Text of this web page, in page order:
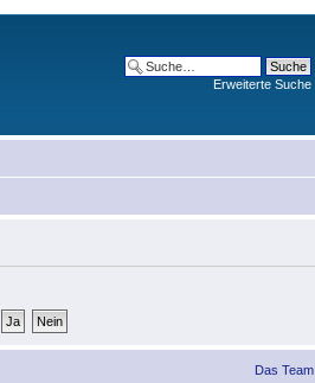
Erweiterte Suche
Das Team